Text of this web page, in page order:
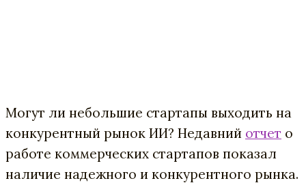
Могут ли небольшие стартапы выходить на
конкурентный рынок ИИ? Недавний отчет о
работе коммерческих стартапов показал
наличие надежного и конкурентного рынка.